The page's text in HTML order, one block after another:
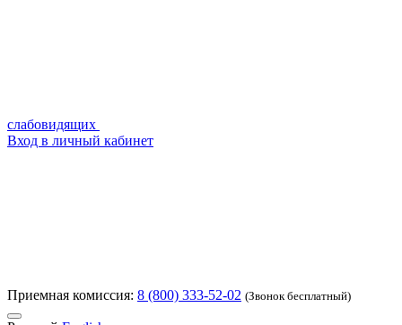
слабовидящих
Вход в личный кабинет
Приемная комиссия: 8 (800) 333-52-02 (Звонок бесплатный)